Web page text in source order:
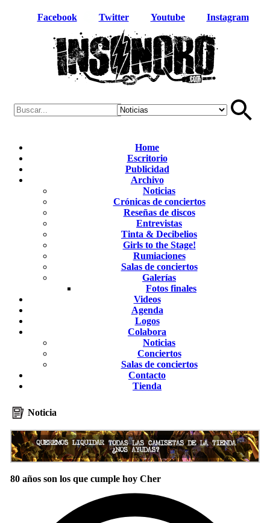
Facebook Twitter Youtube Instagram
Home
Escritorio
Publicidad
Archivo
Noticias
Crónicas de conciertos
Reseñas de discos
Entrevistas
Tinta & Decibelios
Girls to the Stage!
Rumiaciones
Salas de conciertos
Galerías
Fotos finales
Videos
Agenda
Logos
Colabora
Noticias
Conciertos
Salas de conciertos
Contacto
Tienda
Noticia
80 años son los que cumple hoy Cher